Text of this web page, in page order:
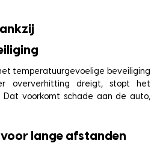
temperatuurgevoelige beveiliging
oververhitting dreigt, stopt het
Dat voorkomt schade aan de auto,
lange afstanden